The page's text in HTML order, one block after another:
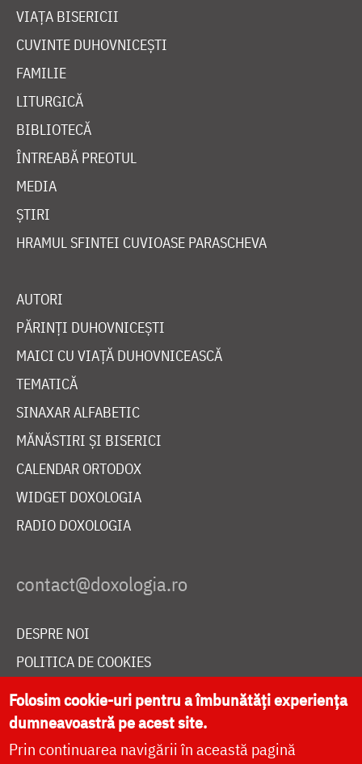
VIAȚA BISERICII
CUVINTE DUHOVNICEȘTI
FAMILIE
LITURGICĂ
BIBLIOTECĂ
ÎNTREABĂ PREOTUL
MEDIA
ȘTIRI
HRAMUL SFINTEI CUVIOASE PARASCHEVA
AUTORI
PĂRINȚI DUHOVNICEȘTI
MAICI CU VIAȚĂ DUHOVNICEASCĂ
TEMATICĂ
SINAXAR ALFABETIC
MĂNĂSTIRI ȘI BISERICI
CALENDAR ORTODOX
WIDGET DOXOLOGIA
RADIO DOXOLOGIA
DESPRE NOI
POLITICA DE COOKIES
DONEAZĂ ONLINE PENTRU CATEDRALA NAȚIONALĂ
LIVE
Folosim cookie-uri pentru a îmbunătăți experiența
dumneavoastră pe acest site.
Prin continuarea navigării în această pagină